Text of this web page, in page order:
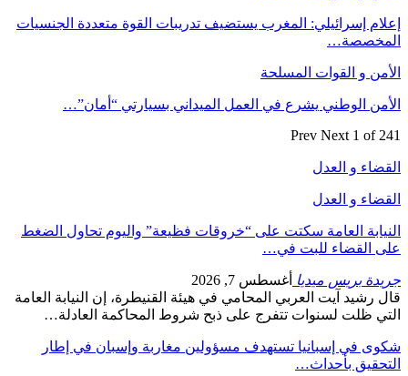
إعلام إسرائيلي: المغرب يستضيف تدريبات القوة متعددة الجنسيات
المخصصة…
الأمن و القوات المسلحة
الأمن الوطني يشرع في العمل الميداني بسيارتي “أمان”…
Prev Next 1 of 241
القضاء و العدل
القضاء و العدل
النيابة العامة سكتت على “خروقات فظيعة” واليوم تحاول الضغط
على القضاء للبت في…
جريدة بريس ميديا أغسطس 7, 2026
قال رشيد آيت العربي المحامي في هيئة القنيطرة، إن النيابة العامة
التي ظلت لسنوات تتفرج على ذبح شروط المحاكمة العادلة…
شكوى في إسبانيا تستهدف مسؤولين مغاربة وإسبان في إطار
التحقيق بأحداث…